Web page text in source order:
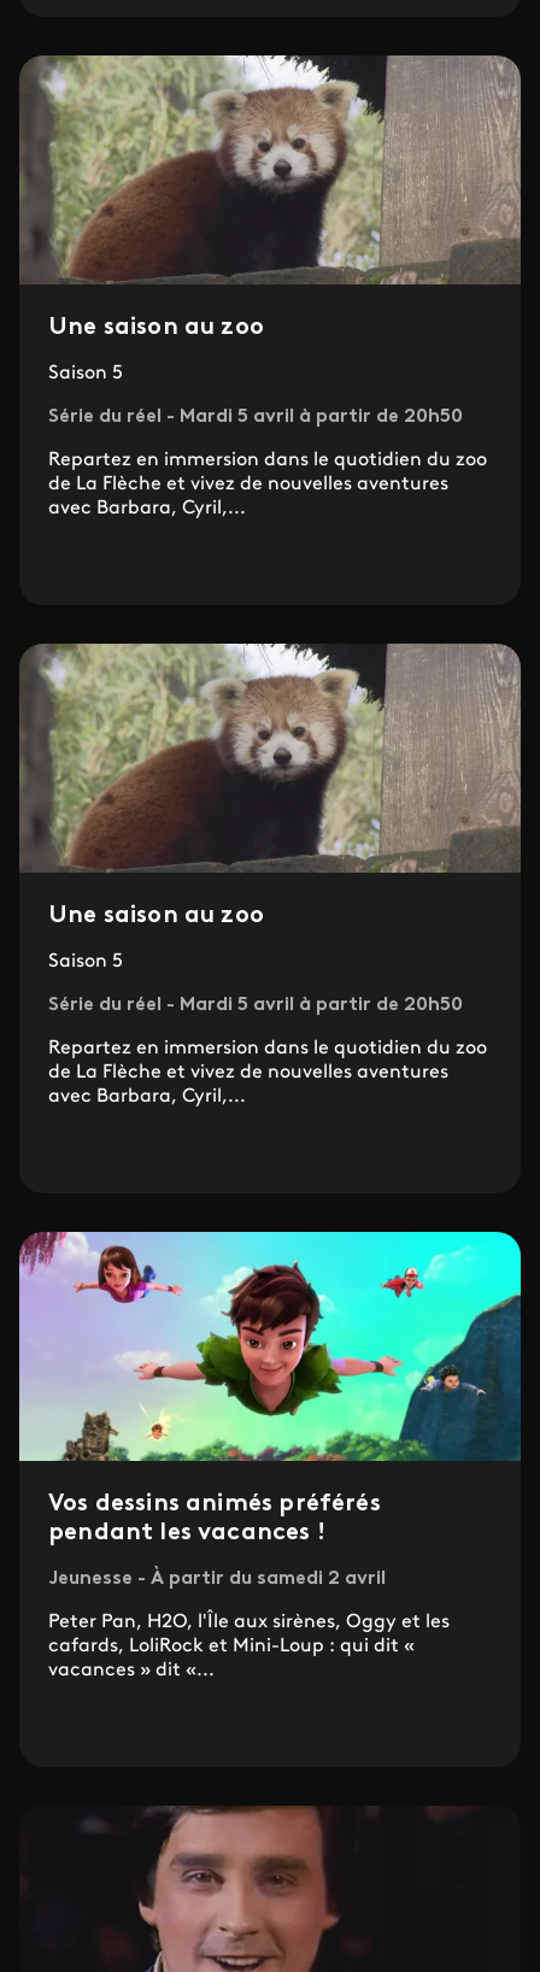
Une saison au zoo
Saison 5
Série du réel - Mardi 5 avril à partir de 20h50
Repartez en immersion dans le quotidien du zoo
de La Flèche et vivez de nouvelles aventures
avec Barbara, Cyril,...
Une saison au zoo
Saison 5
Série du réel - Mardi 5 avril à partir de 20h50
Repartez en immersion dans le quotidien du zoo
de La Flèche et vivez de nouvelles aventures
avec Barbara, Cyril,...
Vos dessins animés préférés
pendant les vacances !
Jeunesse - À partir du samedi 2 avril
Peter Pan, H2O, l'Île aux sirènes, Oggy et les
cafards, LoliRock et Mini-Loup : qui dit «
vacances » dit «...